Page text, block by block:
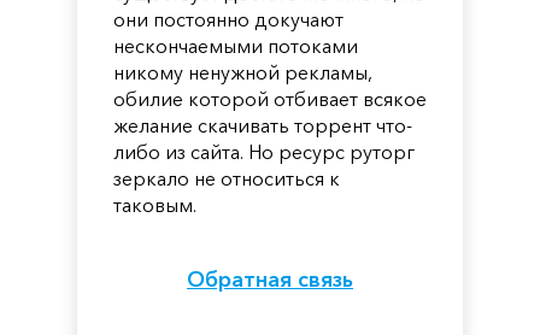
они постоянно докучают
нескончаемыми потоками
никому ненужной рекламы,
обилие которой отбивает всякое
желание скачивать торрент что-
либо из сайта. Но ресурс руторг
зеркало не относиться к
таковым.
Обратная связь